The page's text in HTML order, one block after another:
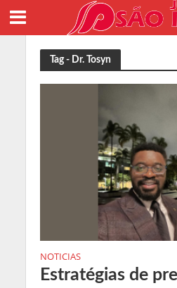
Tag - Dr. Tosyn
NOTICIAS
Estratégias de